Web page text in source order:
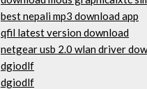
best nepali mp3 download app
qfil latest version download
netgear usb 2.0 wlan driver
dgiodlf
dgiodlf